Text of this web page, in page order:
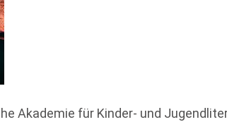
Akademie für Kinder- und